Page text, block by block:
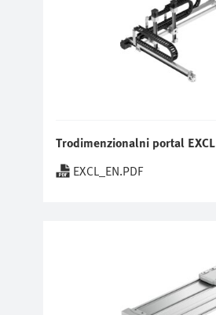
Trodimenzionalni portal EXCL
EXCL_EN.PDF